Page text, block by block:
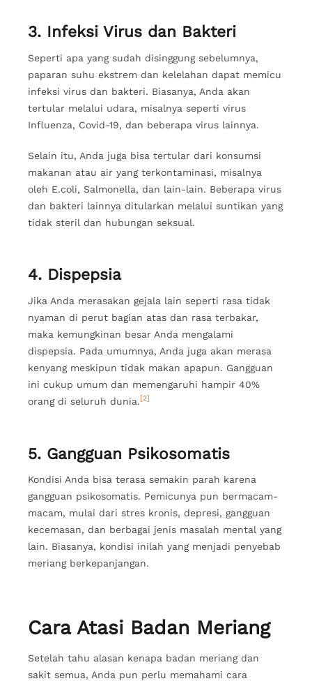
3. Infeksi Virus dan Bakteri
Seperti apa yang sudah disinggung sebelumnya,
paparan suhu ekstrem dan kelelahan dapat memicu
infeksi virus dan bakteri. Biasanya, Anda akan
tertular melalui udara, misalnya seperti virus
Influenza, Covid-19, dan beberapa virus lainnya.
Selain itu, Anda juga bisa tertular dari konsumsi
makanan atau air yang terkontaminasi, misalnya
oleh E.coli, Salmonella, dan lain-lain. Beberapa virus
dan bakteri lainnya ditularkan melalui suntikan yang
tidak steril dan hubungan seksual.
4. Dispepsia
Jika Anda merasakan gejala lain seperti rasa tidak
nyaman di perut bagian atas dan rasa terbakar,
maka kemungkinan besar Anda mengalami
dispepsia. Pada umumnya, Anda juga akan merasa
kenyang meskipun tidak makan apapun. Gangguan
ini cukup umum dan memengaruhi hampir 40%
orang di seluruh dunia. [2]
5. Gangguan Psikosomatis
Kondisi Anda bisa terasa semakin parah karena
gangguan psikosomatis. Pemicunya pun bermacam-
macam, mulai dari stres kronis, depresi, gangguan
kecemasan, dan berbagai jenis masalah mental yang
lain. Biasanya, kondisi inilah yang menjadi penyebab
meriang berkepanjangan.
Cara Atasi Badan Meriang
Setelah tahu alasan kenapa badan meriang dan
sakit semua, Anda pun perlu memahami cara